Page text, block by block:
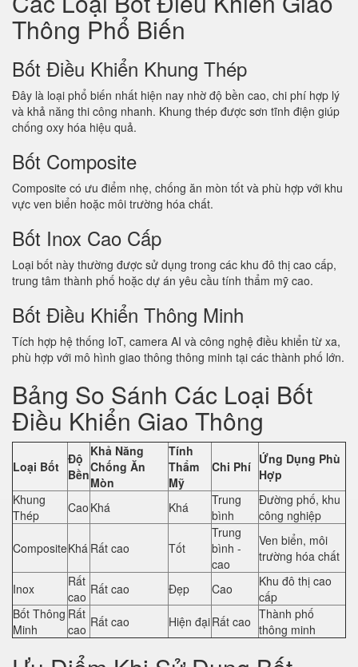
Thông Phổ Biến
Bốt Điều Khiển Khung Thép
Đây là loại phổ biến nhất hiện nay nhờ độ bền cao, chi phí hợp lý
và khả năng thi công nhanh. Khung thép được sơn tĩnh điện giúp
chống oxy hóa hiệu quả.
Bốt Composite
Composite có ưu điểm nhẹ, chống ăn mòn tốt và phù hợp với khu
vực ven biển hoặc môi trường hóa chất.
Bốt Inox Cao Cấp
Loại bốt này thường được sử dụng trong các khu đô thị cao cấp,
trung tâm thành phố hoặc dự án yêu cầu tính thẩm mỹ cao.
Bốt Điều Khiển Thông Minh
Tích hợp hệ thống IoT, camera AI và công nghệ điều khiển từ xa,
phù hợp với mô hình giao thông thông minh tại các thành phố lớn.
Bảng So Sánh Các Loại Bốt
Điều Khiển Giao Thông
Loại Bốt Độ
Bền
Khả Năng
Chống Ăn
Mòn
Tính
Thẩm
Mỹ
Chi Phí Ứng Dụng Phù
Hợp
Khung
Thép
Cao Khá Khá
Trung
bình
Đường phố, khu
công nghiệp
CompositeKhá Rất cao Tốt
Trung
bình -
cao
Ven biển, môi
trường hóa chất
Inox
Rất
cao Rất cao Đẹp Cao
Khu đô thị cao
cấp
Bốt Thông
Minh
Rất
cao Rất cao Hiện đạiRất cao Thành phố
thông minh